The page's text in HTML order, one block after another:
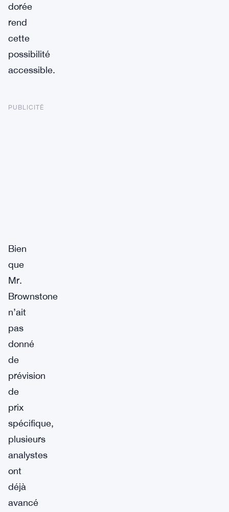
dorée
rend
cette
possibilité
accessible.
PUBLICITÉ
Bien
que
Mr.
Brownstone
n’ait
pas
donné
de
prévision
de
prix
spécifique,
plusieurs
analystes
ont
déjà
avancé